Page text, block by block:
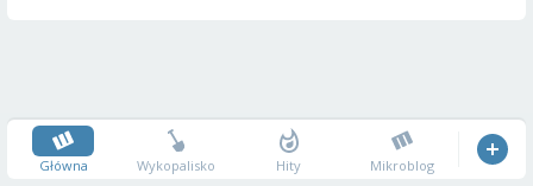
Główna Wykopalisko Hity Mikroblog